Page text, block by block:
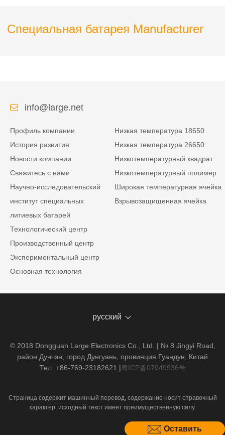
Специальная батарея Manufacturer
Оставить
info@large.net
Профиль компании
История развития
Новости компании
Свяжитесь с нами
Научно-исследовательский
институт специальных
литиевых батарей
Технологический центр
Производственный центр
Экспериментальный центр
Основная технология
Низкая температура 18650
Низкая температура 26650
Низкотемпературный квадрат
Низкотемпературный полимер
Широкая температурная ячейка
Взрывозащищенная ячейка
русский
© 2018 Dongguan Large Electronics Co., Ltd. | № 8 Jingyi Road,
район Дунчэн, город Дунгуань, провинция Гуандун, Китай
Тел. +86-769-23182621 |粤ICP备07049936号
Страница содержит машинный перевод, содержание носит справочный
характер, исходный текст имеет преимущественную силу.